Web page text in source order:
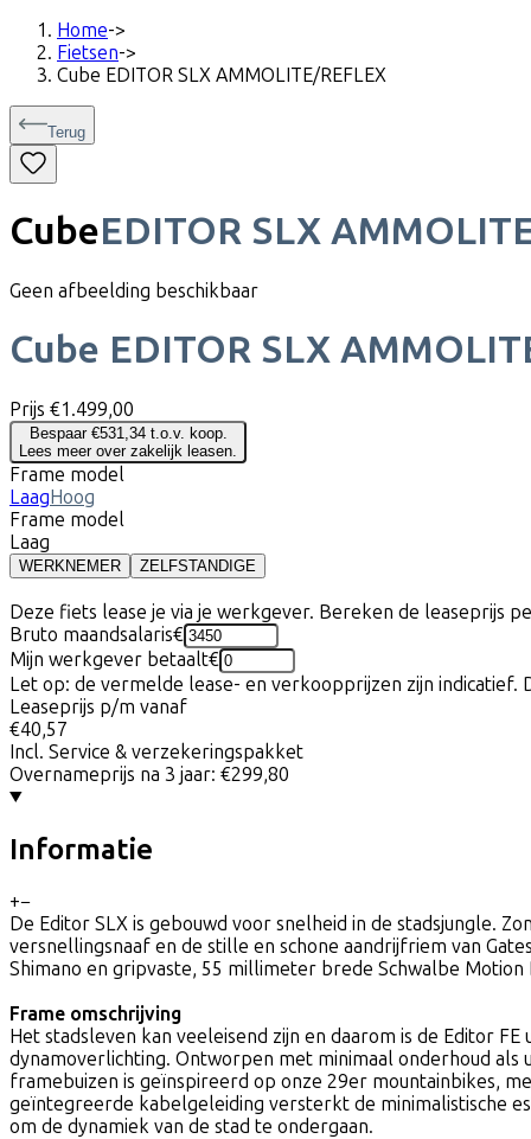
Home->
Fietsen->
Cube EDITOR SLX AMMOLITE/REFLEX
Terug
CubeEDITOR SLX
Geen afbeelding beschikbaar
Cube EDITOR SLX
Prijs €1.499,00
Bespaar €531,34 t.o.v. koop.
Lees meer over zakelijk leasen.
Frame model
LaagHoog
Frame model
Laag
WERKNEMER ZELFSTANDIGE
Deze fiets lease je via je werkgever. Bereken de leaseprijs
Bruto maandsalaris€
Mijn werkgever betaalt€
Let op: de vermelde lease- en verkoopprijzen zijn
Leaseprijs p/m vanaf
€40,57
Incl. Service & verzekeringspakket
Overnameprijs na 3 jaar: €299,80
Informatie
+−
De Editor SLX is gebouwd voor snelheid in de stadsjungle.
versnellingsnaaf en de stille en schone aandrijfriem van
Shimano en gripvaste, 55 millimeter brede Schwalbe
Frame omschrijving
Het stadsleven kan veeleisend zijn en daarom is de Editor
dynamoverlichting. Ontworpen met minimaal onderhoud
framebuizen is geïnspireerd op onze 29er mountainbikes,
geïntegreerde kabelgeleiding versterkt de minimalistische
om de dynamiek van de stad te ondergaan.